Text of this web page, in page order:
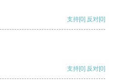
支持[0] 反对[0]
支持[0] 反对[0]